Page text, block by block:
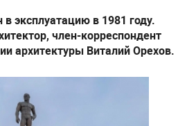
эксплуатацию в 1981 году.
член-корреспондент
архитектуры Виталий Орехов.